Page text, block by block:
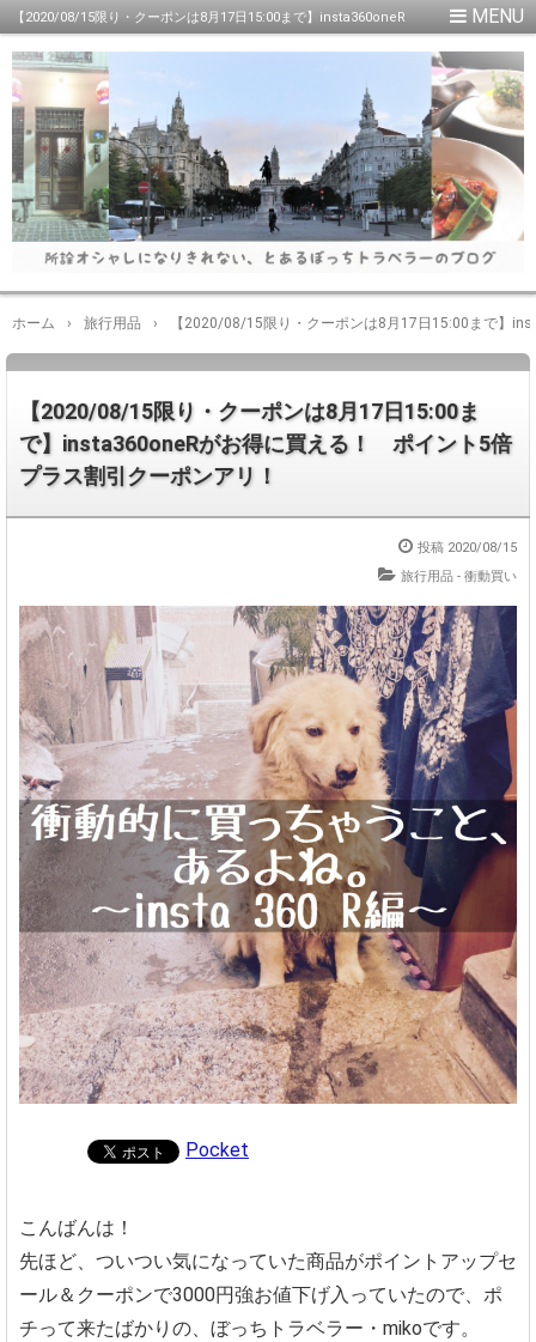
【2020/08/15限り・クーポンは8月17日15:00まで】insta360oneR
がお得に買える！ ポイント5倍プラス割引クーポンアリ！
ホーム › 旅行用品 › 【2020/08/15限り・クーポンは8月17日15:00まで】
【2020/08/15限り・クーポンは8月17日15:00ま
で】insta360oneRがお得に買える！ ポイント5倍
プラス割引クーポンアリ！
投稿 2020/08/15
旅行用品 - 衝動買い
Pocket
こんばんは！
先ほど、ついつい気になっていた商品がポイントアップセ
ール＆クーポンで3000円強お値下げ入っていたので、ポ
チって来たばかりの、ぼっちトラベラー・mikoです。